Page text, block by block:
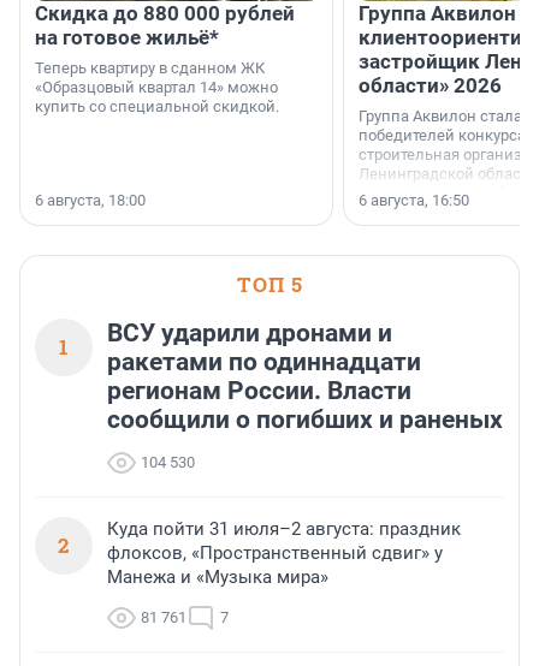
Скидка до 880 000 рублей
на готовое жильё*
Теперь квартиру в сданном ЖК
«Образцовый квартал 14» можно
купить со специальной скидкой.
6 августа, 18:00
Группа Аквилон
застройщик
области» 2026
Группа Аквилон стала
победителей конкурса
строительная
Ленинградской области
номинации «Самый
застройщик
области».
6 августа, 16:50
ТОП 5
1
ВСУ ударили дронами и
ракетами по одиннадцати
регионам России. Власти
сообщили о погибших и раненых
104 530
2
Куда пойти 31 июля–2 августа: праздник
флоксов, «Пространственный сдвиг» у
Манежа и «Музыка мира»
81 761 7